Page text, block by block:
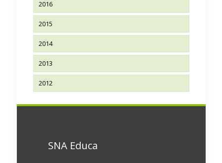
2016
2015
2014
2013
2012
SNA Educa